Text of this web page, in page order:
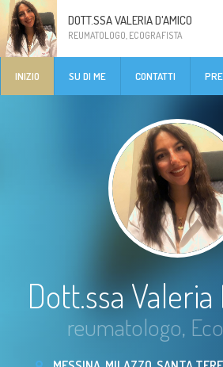
DOTT.SSA VALERIA D'AMICO
REUMATOLOGO, ECOGRAFISTA
INIZIO SU DI ME CONTATTI
Dott.ssa Valeria
reumatologo,